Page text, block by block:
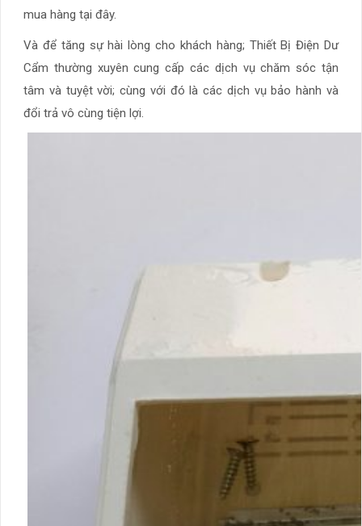
mua hàng tại đây.
Và để tăng sự hài lòng cho khách hàng; Thiết Bị Điện Dư
Cẩm thường xuyên cung cấp các dịch vụ chăm sóc tận
tâm và tuyệt vời; cùng với đó là các dịch vụ bảo hành và
đổi trả vô cùng tiện lợi.